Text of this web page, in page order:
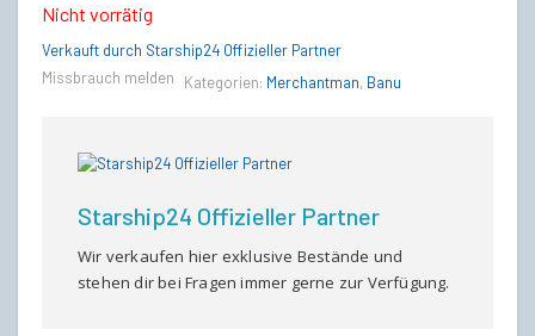
Nicht vorrätig
Verkauft durch Starship24 Offizieller Partner
Missbrauch melden
Kategorien: Merchantman, Banu
Starship24 Offizieller Partner
Wir verkaufen hier exklusive Bestände und
stehen dir bei Fragen immer gerne zur Verfügung.